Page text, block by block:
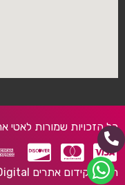
כל הזכויות שמורות לאטי
חברת קידום אתרים Fantastic Digital